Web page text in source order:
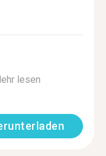
lesen